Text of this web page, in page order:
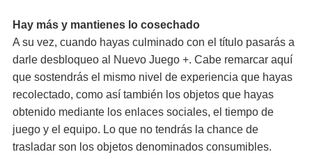
Hay más y mantienes lo cosechado
A su vez, cuando hayas culminado con el título pasarás a
darle desbloqueo al Nuevo Juego +. Cabe remarcar aquí
que sostendrás el mismo nivel de experiencia que hayas
recolectado, como así también los objetos que hayas
obtenido mediante los enlaces sociales, el tiempo de
juego y el equipo. Lo que no tendrás la chance de
trasladar son los objetos denominados consumibles.